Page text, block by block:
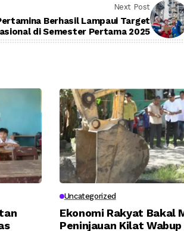
Next Post
Berhasil Lampaui Target
di Semester Pertama 2025
Uncategorized
Ekonomi Rakyat Bakal
Peninjauan Kilat Wabup